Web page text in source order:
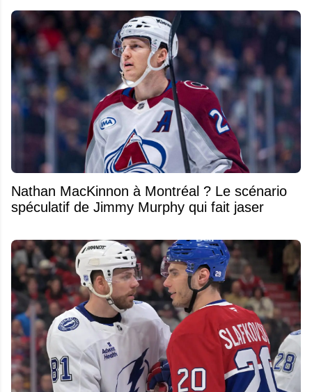
Nathan MacKinnon à Montréal ? Le scénario
spéculatif de Jimmy Murphy qui fait jaser